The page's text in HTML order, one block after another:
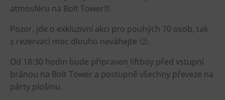
Heligonka
HopJump
Lezecká stěna
Národní zemědělské muzeum
Fajna Dilna
FUTUREUM
atmosféru na Bolt Tower!!!
Pozor, jde o exkluzivní akci pro pouhých 70 osob, tak
s rezervací moc dlouho neváhejte 🙂.
Od 18:30 hodin bude připraven liftboy před vstupní
bránou na Bolt Tower a postupně všechny převeze na
párty plošinu.